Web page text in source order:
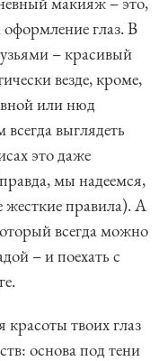
глаз. В
– красивый
везде, кроме,
или нюд
выглядеть
это даже
мы надеемся,
жесткие правила). А
всегда можно
– и поехать с
твоих глаз
основа под тени